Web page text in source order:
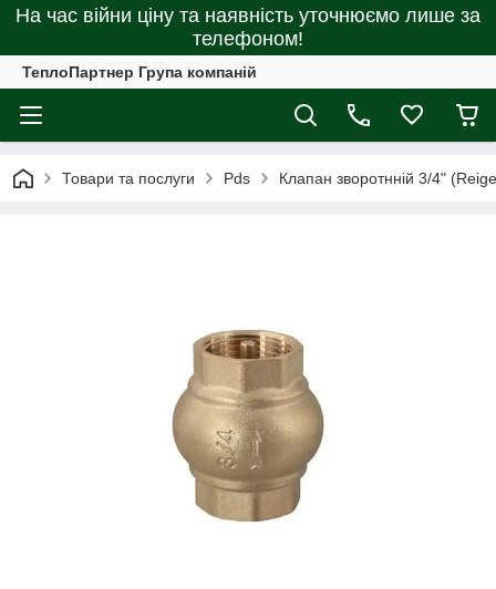
На час війни ціну та наявність уточнюємо лише за
телефоном!
ТеплоПартнер Група компаній
Товари та послуги Pds Клапан зворотнній 3/4"